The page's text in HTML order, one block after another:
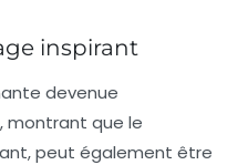
inspirant
devenue
montrant que le
peut également être